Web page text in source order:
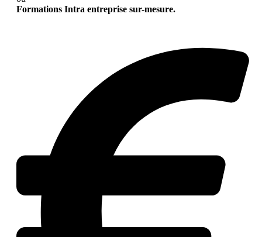
Formations Intra entreprise sur-mesure.